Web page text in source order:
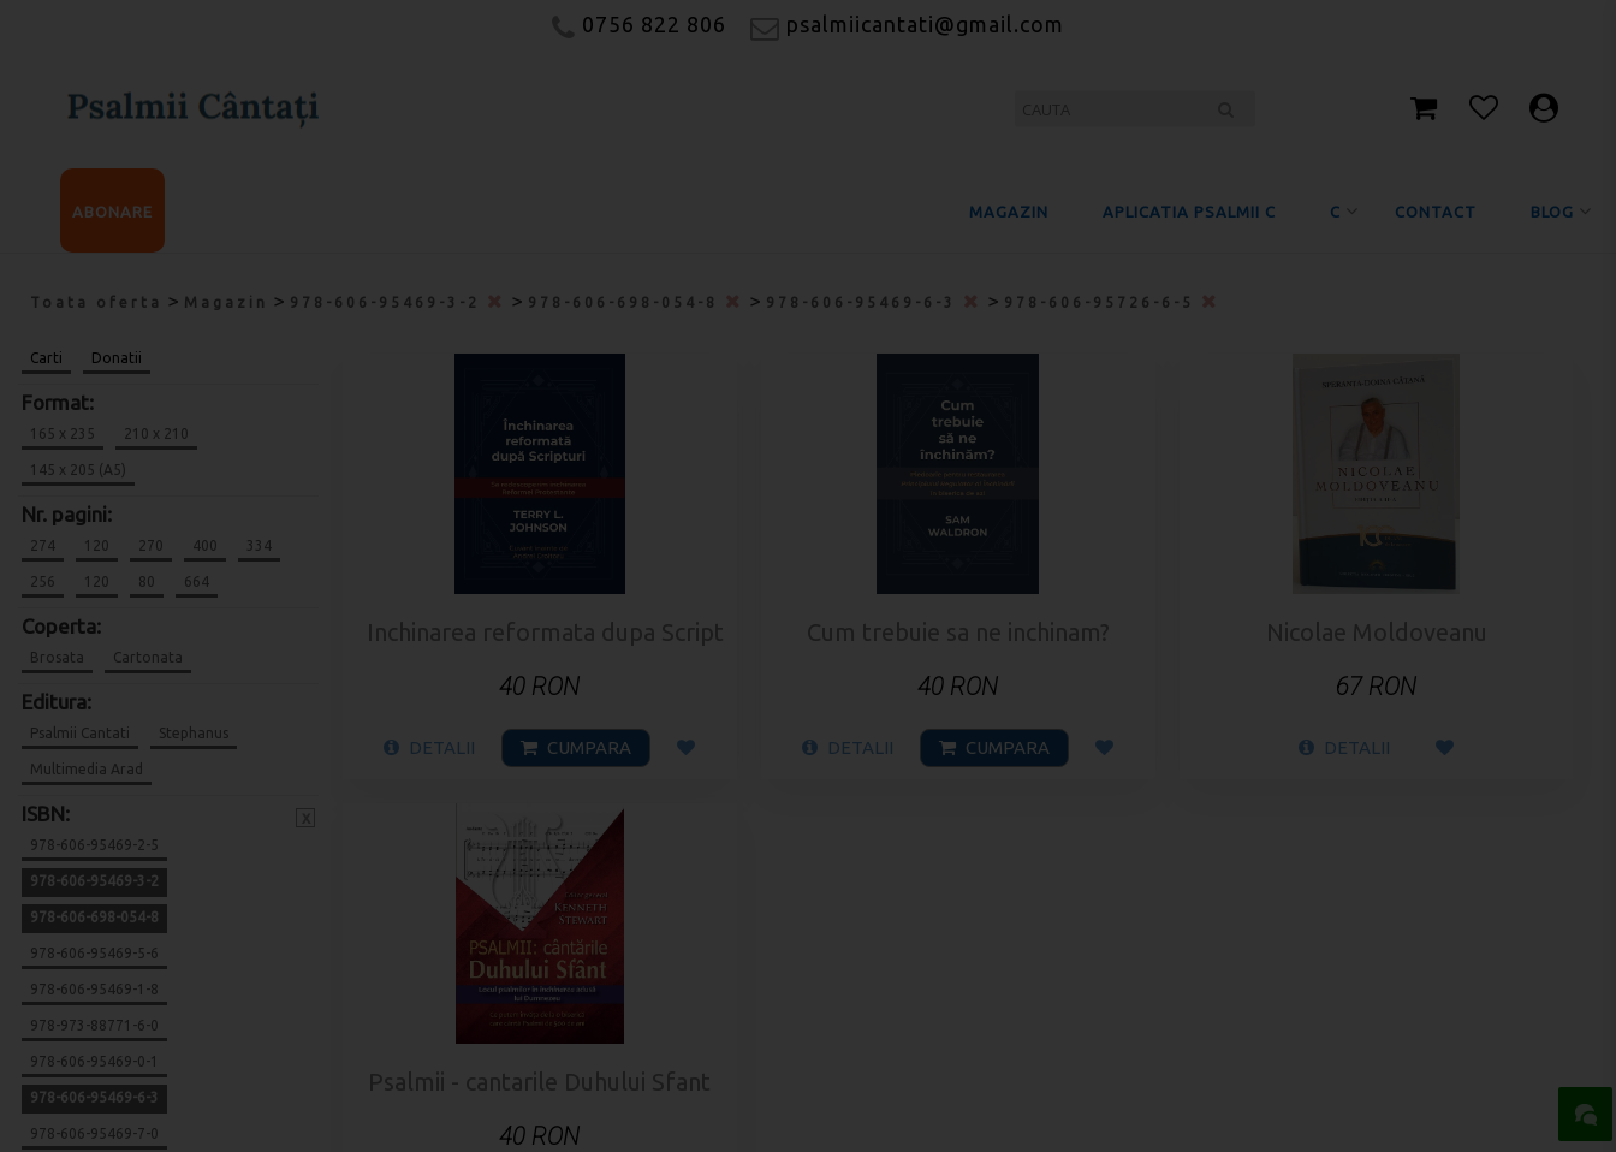
0756 822 806 psalmiicantati@gmail.com
MAGAZIN APLICATIA PSALMII C C CONTACT BLOG
ABONARE
Toata oferta > Magazin > 978-606-95469-3-2 > 978-606-698-054-8 > 978-606-95469-6-3 > 978-606-95726-6-5
Carti Donatii
Format:
165 x 235 210 x 210
145 x 205 (A5)
Nr. pagini:
274 120 270 400 334
256 120 80 664
Coperta:
Brosata Cartonata
Editura:
Psalmii Cantati Stephanus
Multimedia Arad
ISBN:
978-606-95469-2-5
978-606-95469-3-2
978-606-698-054-8
978-606-95469-5-6
978-606-95469-1-8
978-973-88771-6-0
978-606-95469-0-1
978-606-95469-6-3
978-606-95469-7-0
Inchinarea reformata dupa Scripturi
40 RON
DETALII CUMPARA
Cum trebuie sa ne inchinam?
40 RON
DETALII CUMPARA
Nicolae Moldoveanu
67 RON
DETALII
Psalmii - cantarile Duhului Sfant
40 RON